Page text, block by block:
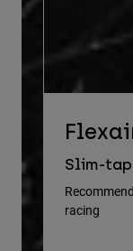
Slim-
racing